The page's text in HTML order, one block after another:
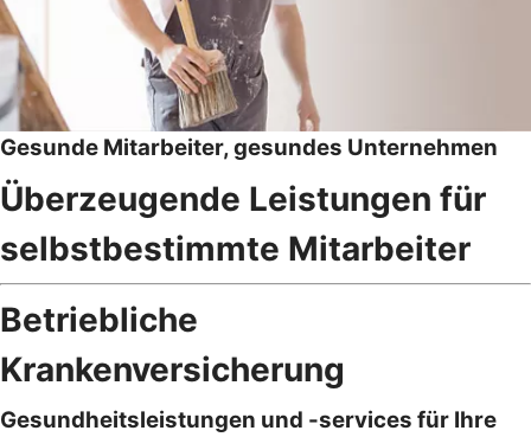
Gesunde Mitarbeiter, gesundes Unternehmen
Überzeugende Leistungen für
selbstbestimmte Mitarbeiter
Betriebliche
Krankenversicherung
Gesundheitsleistungen und -services für Ihre